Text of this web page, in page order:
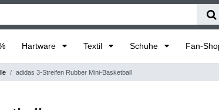
Hartware Textil Schuhe Fan-
adidas 3-Streifen Rubber Mini-Basketball